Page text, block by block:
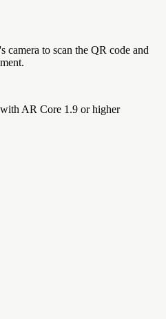
camera to scan the QR code and
AR Core 1.9 or higher